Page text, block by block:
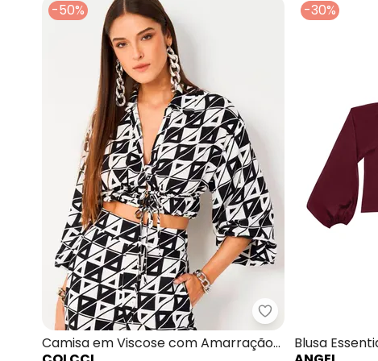
-50%
Colcci - Camisa
Camisa em Viscose com Amarração
-30%
Blusa